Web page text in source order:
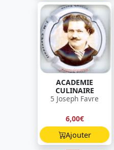
ACADEMIE
CULINAIRE
5 Joseph Favre
6,00€
Ajouter